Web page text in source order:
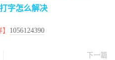
字怎么解决
1056124390
下一篇